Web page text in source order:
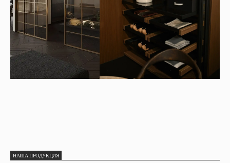
НАША ПРОДУКЦИЯ